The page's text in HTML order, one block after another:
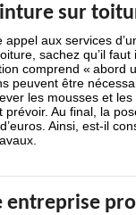
sur
appel aux services
sachez qu’il
comprend « abord
peuvent être
les mousses et
prévoir. Au final, la
Ainsi, est-il
entreprise